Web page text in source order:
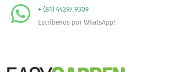
+ (81) 44297 9309
Escríbenos por WhatsApp!